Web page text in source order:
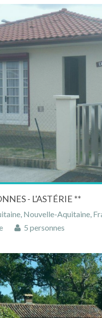
- L'ASTÉRIE **
Nouvelle-Aquitaine,
5 personnes